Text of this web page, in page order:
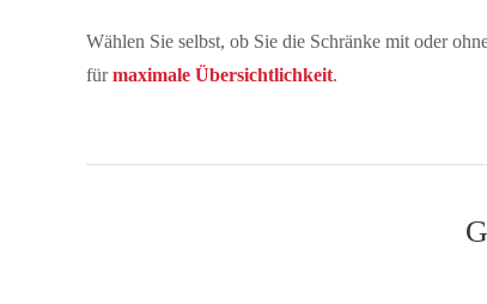
Wählen Sie selbst, ob Sie die Schränke mit oder
fürmaximale Übersichtlichkeit.